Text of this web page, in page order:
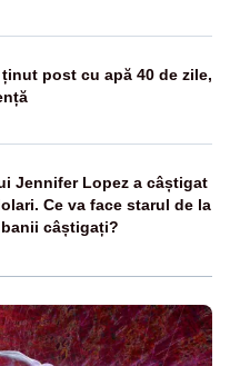
post cu apă 40 de zile,
Jennifer Lopez a câștigat
Ce va face starul de la
câștigați?